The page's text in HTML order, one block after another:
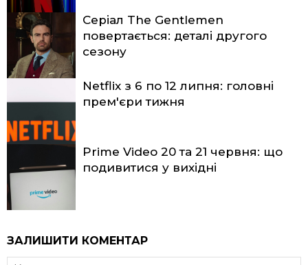
Серіал The Gentlemen
повертається: деталі другого
сезону
Netflix з 6 по 12 липня: головні
прем'єри тижня
Prime Video 20 та 21 червня: що
подивитися у вихідні
ЗАЛИШИТИ КОМЕНТАР